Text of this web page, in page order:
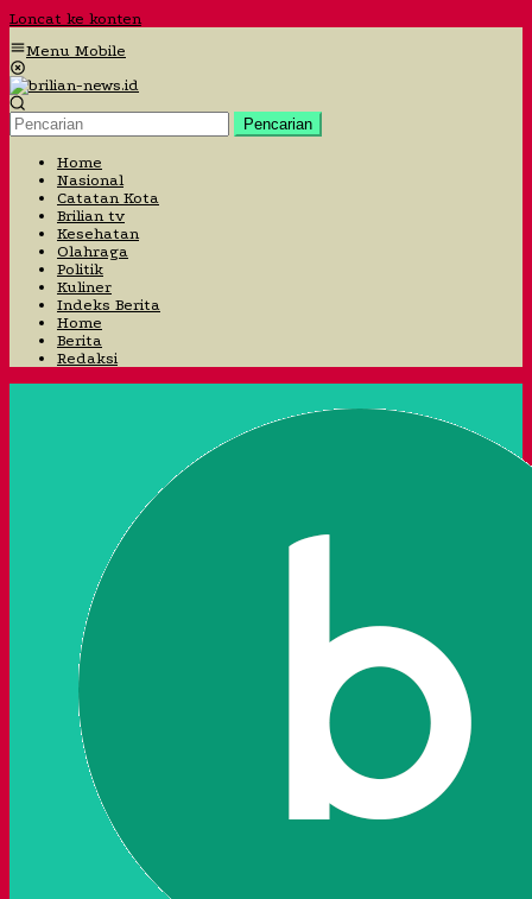
Loncat ke konten
Menu Mobile
Pencarian
Home
Nasional
Catatan Kota
Brilian tv
Kesehatan
Olahraga
Politik
Kuliner
Indeks Berita
Home
Berita
Redaksi